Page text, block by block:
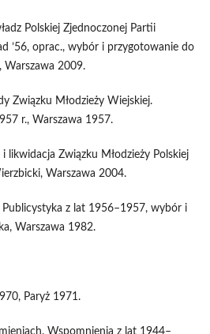
Polskiej Zjednoczonej Partii
’56, oprac., wybór i przygotowanie do
Warszawa 2009.
Związku Młodzieży Wiejskiej.
r., Warszawa 1957.
likwidacja Związku Młodzieży Polskiej
Warszawa 2004.
z lat 1956–1957, wybór i
Warszawa 1982.
Paryż 1971.
Wspomnienia z lat 1944–